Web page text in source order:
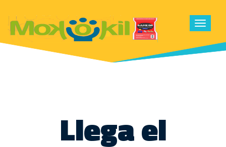
Toggle
Llega el